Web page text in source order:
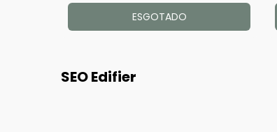
ESGOTADO
SEO Edifier